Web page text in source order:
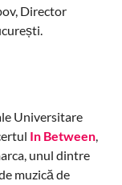
Director
Universitare
In Between,
unul dintre
muzică de